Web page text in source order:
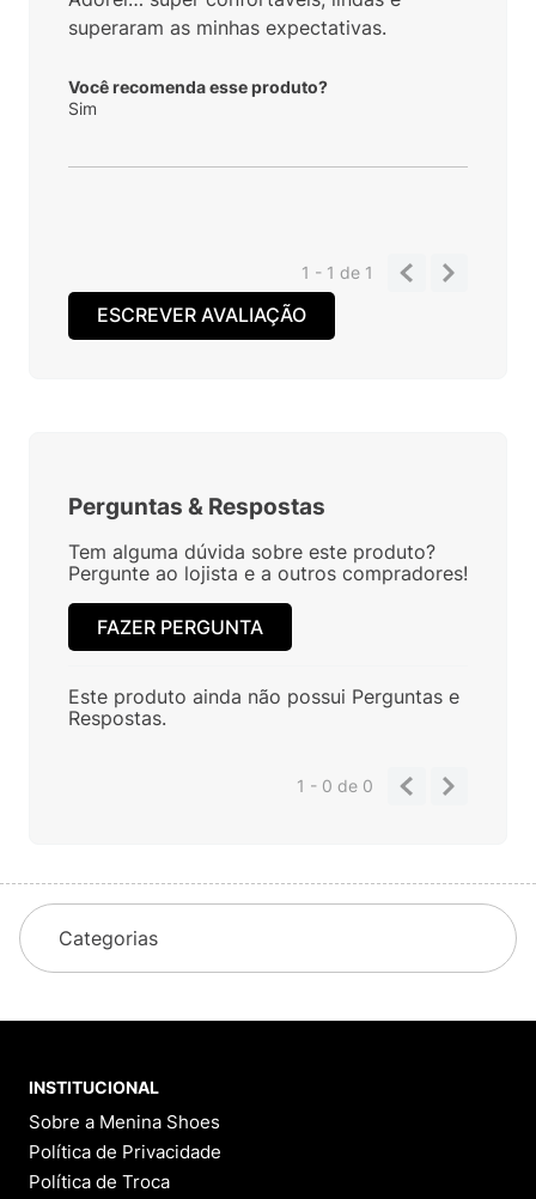
superaram as minhas expectativas.
Você recomenda esse produto?
Sim
1 - 1de 1
ESCREVER AVALIAÇÃO
Perguntas & Respostas
Tem alguma dúvida sobre este produto?
Pergunte ao lojista e a outros compradores!
FAZER PERGUNTA
Este produto ainda não possui Perguntas e
Respostas.
1 - 0de 0
Categorias
INSTITUCIONAL
Sobre a Menina Shoes
Política de Privacidade
Política de Troca